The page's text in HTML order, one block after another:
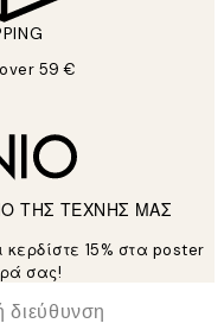
59 €
ΤΗΣ ΤΕΧΝΗΣ ΜΑΣ
15% στα poster
σας!